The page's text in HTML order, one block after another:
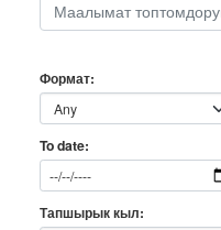
Формат
To date
Тапшырык кыл